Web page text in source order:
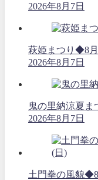
2026年8月7日
萩姫まつり◆8
2026年8月7日
鬼の里納涼夏ま
2026年8月7日
土門拳の風貌